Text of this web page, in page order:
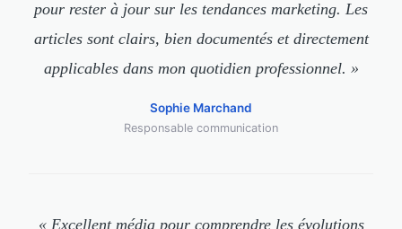
pour rester à jour sur les tendances marketing. Les
articles sont clairs, bien documentés et directement
applicables dans mon quotidien professionnel. »
Sophie Marchand
Responsable communication
« Excellent média pour comprendre les évolutions